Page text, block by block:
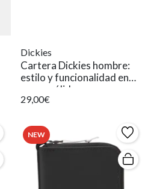
Dickies
Cartera Dickies hombre:
estilo y funcionalidad en
negro sólido
29,00€
NEW